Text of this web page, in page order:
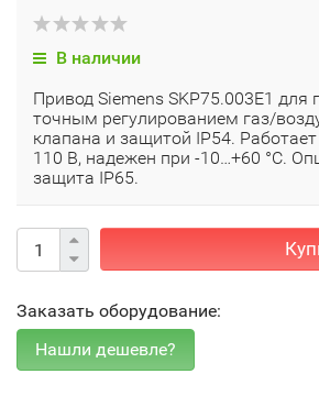
В наличии
Привод Siemens SKP75.003E1 для
точным регулированием газ/
клапана и защитой IP54.
110 В, надежен при -10…+60 °C.
защита IP65.
Заказать оборудование: